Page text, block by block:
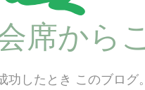
席から
功したとき このブロ